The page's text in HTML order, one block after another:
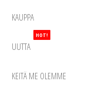
KAUPPA
UUTTA
HOT!
KEITÄ ME OLEMME